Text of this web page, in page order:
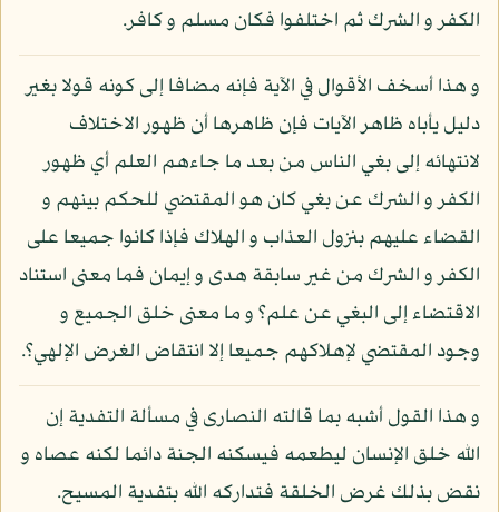
الكفر و الشرك ثم اختلفوا فكان مسلم و كافر.
و هذا أسخف الأقوال في الآية فإنه مضافا إلى كونه قولا بغير
دليل يأباه ظاهر الآيات فإن ظاهرها أن ظهور الاختلاف
لانتهائه إلى بغي الناس من بعد ما جاءهم العلم أي ظهور
الكفر و الشرك عن بغي كان هو المقتضي للحكم بينهم و
القضاء عليهم بنزول العذاب و الهلاك فإذا كانوا جميعا على
الكفر و الشرك من غير سابقة هدى و إيمان فما معنى استناد
الاقتضاء إلى البغي عن علم؟ و ما معنى خلق الجميع و
وجود المقتضي لإهلاكهم جميعا إلا انتقاض الغرض الإلهي؟.
و هذا القول أشبه بما قالته النصارى في مسألة التفدية إن
الله خلق الإنسان ليطعمه فيسكنه الجنة دائما لكنه عصاه و
نقض بذلك غرض الخلقة فتداركه الله بتفدية المسيح.